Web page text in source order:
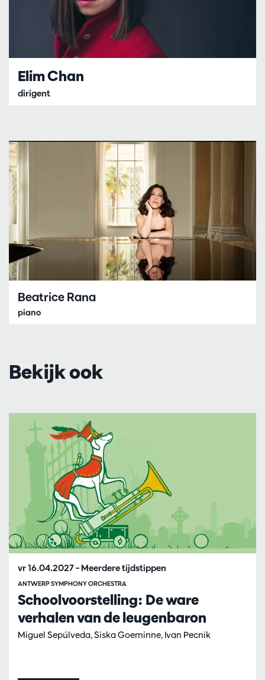
Elim Chan
dirigent
Beatrice Rana
piano
Bekijk ook
Schoolvoorstelling: De ware
verhalen van de leugenbaron
Miguel Sepúlveda, Siska Goeminne, Ivan Pecnik
ANTWERP SYMPHONY ORCHESTRA
vr 16.04.2027– Meerdere tijdstippen